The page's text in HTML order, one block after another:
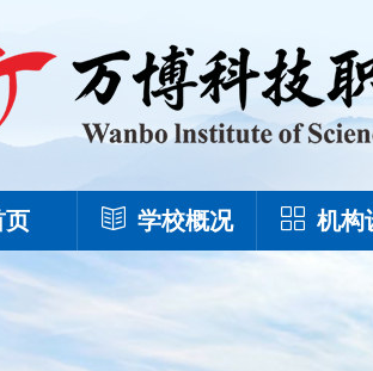
页 学校概况 机构